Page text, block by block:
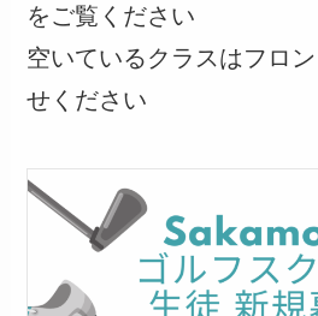
をご覧ください
空いているクラスはフロ
せください